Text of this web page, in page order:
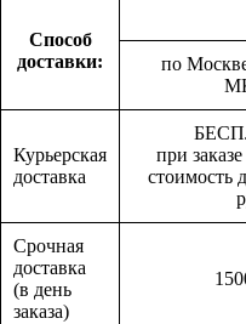
Способ
доставки:
по
Курьерская
доставка
при
стоимость
Срочная
доставка
(в день
заказа)